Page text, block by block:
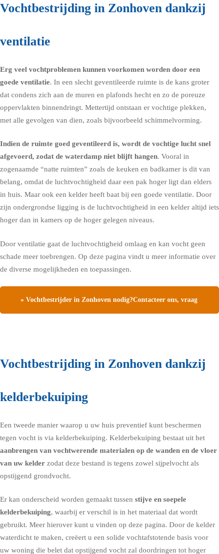
Vochtbestrijding in Zonhoven dankzij
ventilatie
Erg veel vochtproblemen kunnen voorkomen worden door een
goede ventilatie. In een slecht geventileerde ruimte is de kans groter
dat condens zich aan de muren en plafonds hecht en zo de poreuze
oppervlakten binnendringt. Mettertijd ontstaan er vochtige plekken,
met alle gevolgen van dien, zoals bijvoorbeeld schimmelvorming.
Indien de ruimte goed geventileerd is, wordt de vochtige lucht snel
afgevoerd, zodat de waterdamp niet blijft hangen. Vooral in
zogenaamde “natte ruimten” zoals de keuken en badkamer is dit van
belang, omdat de luchtvochtigheid daar een pak hoger ligt dan elders
in huis. Maar ook een kelder heeft baat bij een goede ventilatie. Door
zijn ondergrondse ligging is de luchtvochtigheid in een kelder altijd iets
hoger dan in kamers op de hoger gelegen niveaus.
Door ventilatie gaat de luchtvochtigheid omlaag en kan vocht geen
schade meer toebrengen. Op deze pagina vindt u meer informatie over
de diverse mogelijkheden en toepassingen.
» Vochtbestrijder in Zonhoven nodig?Contacteer ons, vraag
Vochtbestrijding in Zonhoven dankzij
kelderbekuiping
Een tweede manier waarop u uw huis preventief kunt beschermen
tegen vocht is via kelderbekuiping. Kelderbekuiping bestaat uit het
aanbrengen van vochtwerende materialen op de wanden en de vloer
van uw kelder zodat deze bestand is tegens zowel sijpelvocht als
opstijgend grondvocht.
Er kan onderscheid worden gemaakt tussen stijve en soepele
kelderbekuiping, waarbij er verschil is in het materiaal dat wordt
gebruikt. Meer hierover kunt u vinden op deze pagina. Door de kelder
waterdicht te maken, creëert u een solide vochtafstotende basis voor
uw woning die belet dat opstijgend vocht zal doordringen tot hoger